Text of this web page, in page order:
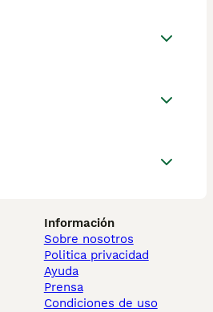
Información
Sobre nosotros
Politica privacidad
Ayuda
Prensa
Condiciones de uso